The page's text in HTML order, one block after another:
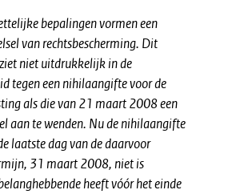
bepalingen vormen een
van rechtsbescherming. Dit
niet uitdrukkelijk in de
tegen een nihilaangifte voor de
als die van 21 maart 2008 een
aan te wenden. Nu de nihilaangifte
laatste dag van de daarvoor
31 maart 2008, niet is
heeft vóór het einde